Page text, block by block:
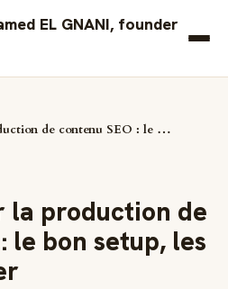
EL GNANI, founder
Opus 4.7 pour la production de contenu SEO : le bon setup, les pièges à éviter
la production de
le bon setup, les